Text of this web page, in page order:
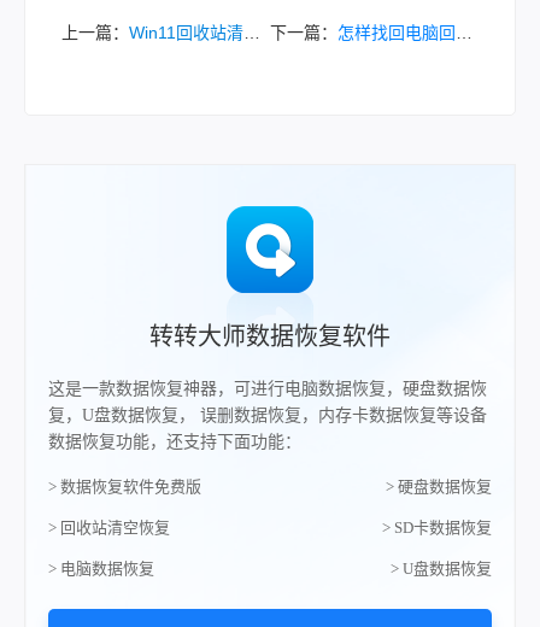
上一篇： Win11回收站清空了，文件还能找回来吗？我试过几个管用的办法！ 下一篇： 怎样找回电脑回收站已清空的文件？教你几招轻松恢复！
转转大师数据恢复软件
这是一款数据恢复神器，可进行电脑数据恢复，硬盘数据恢
复，U盘数据恢复， 误删数据恢复，内存卡数据恢复等设备
数据恢复功能，还支持下面功能：
> 数据恢复软件免费版 > 硬盘数据恢复
> 回收站清空恢复 > SD卡数据恢复
> 电脑数据恢复 > U盘数据恢复